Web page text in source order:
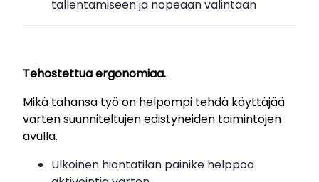
tallentamiseen ja nopeaan valintaan
Tehostettua ergonomiaa.
Mikä tahansa työ on helpompi tehdä käyttäjää
varten suunniteltujen edistyneiden toimintojen
avulla.
Ulkoinen hiontatilan painike helppoa